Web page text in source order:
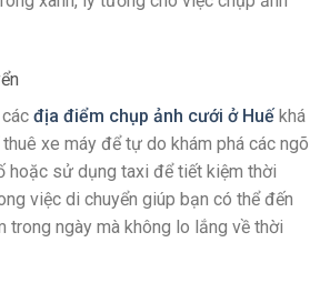
địa điểm chụp ảnh cưới ở Huế khá
xe máy để tự do khám phá các ngõ
hoặc sử dụng taxi để tiết kiệm thời
việc di chuyển giúp bạn có thể đến
trong ngày mà không lo lắng về thời